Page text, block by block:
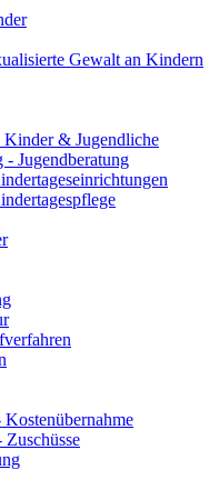
Gewalt an Kindern
& Jugendliche
- Jugendberatung
Zuschüsse